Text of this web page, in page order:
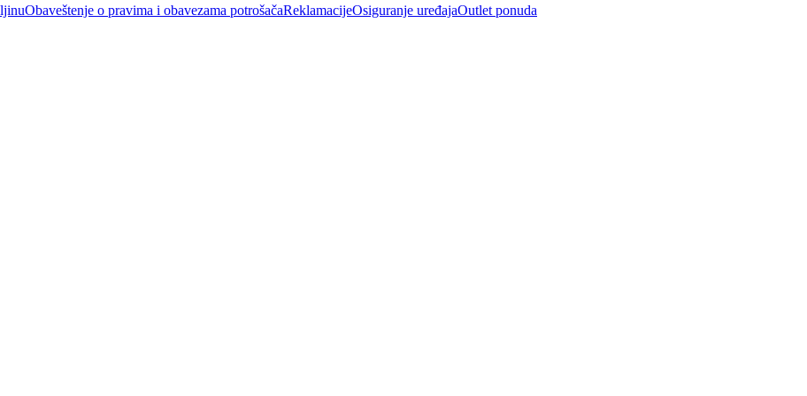
Obaveštenje o pravima i obavezama potrošačaReklamacijeOsiguranje uređajaOutlet ponuda